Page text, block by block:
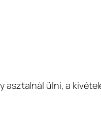
asztalnál ülni, a